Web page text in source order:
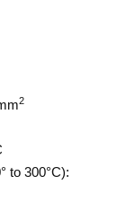
2
300°C):